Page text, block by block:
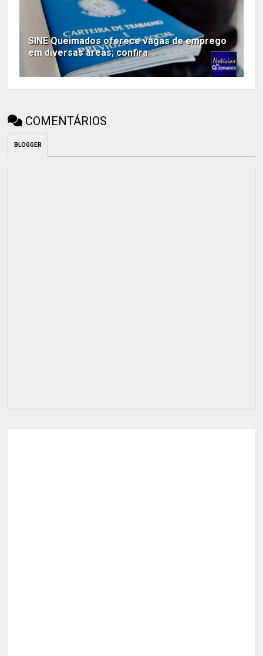
SINE Queimados oferece vagas de emprego
em diversas áreas; confira
COMENTÁRIOS
BLOGGER